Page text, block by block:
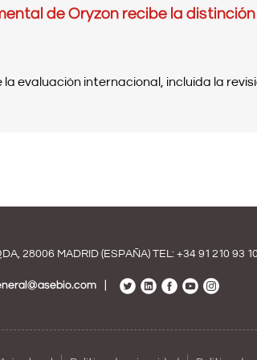
de Oryzon recibe la distinción
evaluación internacional, incluida la
28006 MADRID (ESPAÑA) TEL: +34 91 210 93 10